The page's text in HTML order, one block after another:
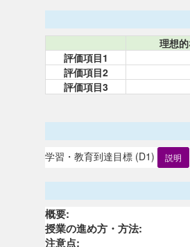
理想
評価項目1
評価項目2
評価項目3
学習・教育到達目標 (D1) 説明
概要:
授業の進め方・方法:
注意点: